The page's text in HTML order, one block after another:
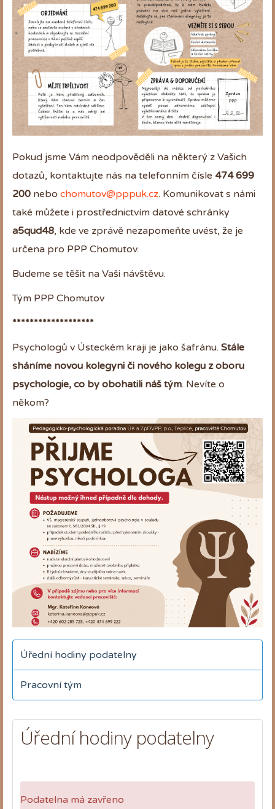
Pokud jsme Vám neodpověděli na některý z Vašich
dotazů, kontaktujte nás na telefonním čísle 474 699
200 nebo chomutov@pppuk.cz. Komunikovat s námi
také můžete i prostřednictvím datové schránky
a5qud48, kde ve zprávě nezapomeňte uvést, že je
určena pro PPP Chomutov.
Budeme se těšit na Vaši návštěvu.
Tým PPP Chomutov
*******************
Psychologů v Ústeckém kraji je jako šafránu. Stále
sháníme novou kolegyni či nového kolegu z oboru
psychologie, co by obohatili náš tým. Nevíte o
někom?
Úřední hodiny podatelny
Pracovní tým
Úřední hodiny podatelny
Podatelna má zavřeno